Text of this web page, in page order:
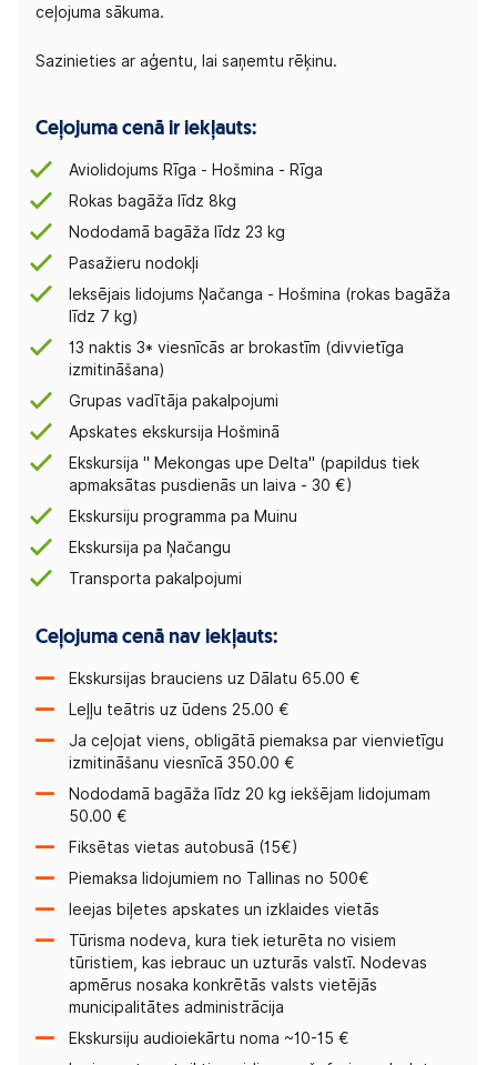
ceļojuma sākuma.
Sazinieties ar aģentu, lai saņemtu rēķinu.
Ceļojuma cenā ir iekļauts:
Aviolidojums Rīga - Hošmina - Rīga
Rokas bagāža līdz 8kg
Nododamā bagāža līdz 23 kg
Pasažieru nodokļi
Ieksējais lidojums Ņačanga - Hošmina (rokas bagāža
līdz 7 kg)
13 naktis 3* viesnīcās ar brokastīm (divvietīga
izmitināšana)
Grupas vadītāja pakalpojumi
Apskates ekskursija Hošminā
Ekskursija '' Mekongas upe Delta'' (papildus tiek
apmaksātas pusdienās un laiva - 30 €)
Ekskursiju programma pa Muinu
Ekskursija pa Ņačangu
Transporta pakalpojumi
Ceļojuma cenā nav iekļauts:
Ekskursijas brauciens uz Dālatu 65.00 €
Leļļu teātris uz ūdens 25.00 €
Ja ceļojat viens, obligātā piemaksa par vienvietīgu
izmitināšanu viesnīcā 350.00 €
Nododamā bagāža līdz 20 kg iekšējam lidojumam
50.00 €
Fiksētas vietas autobusā (15€)
Piemaksa lidojumiem no Tallinas no 500€
Ieejas biļetes apskates un izklaides vietās
Tūrisma nodeva, kura tiek ieturēta no visiem
tūristiem, kas iebrauc un uzturās valstī. Nodevas
apmērus nosaka konkrētās valsts vietējās
municipalitātes administrācija
Ekskursiju audioiekārtu noma ~10-15 €